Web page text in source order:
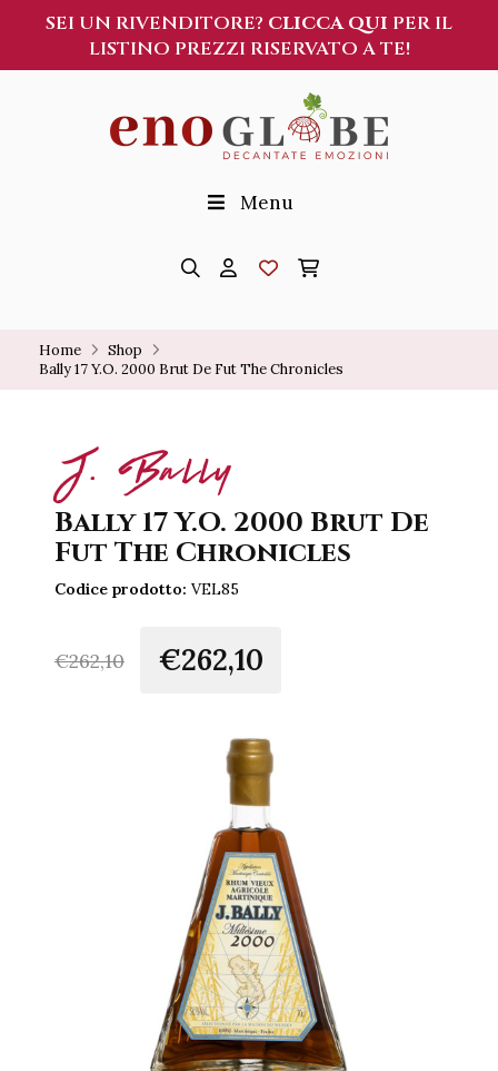
SEI UN RIVENDITORE? CLICCA QUI PER IL
LISTINO PREZZI RISERVATO A TE!
Menu
Home
Shop
Bally 17 Y.O. 2000 Brut De Fut The Chronicles
J. Bally
Bally 17 Y.O. 2000 Brut De
Fut The Chronicles
Codice prodotto: VEL85
€262,10 €262,10